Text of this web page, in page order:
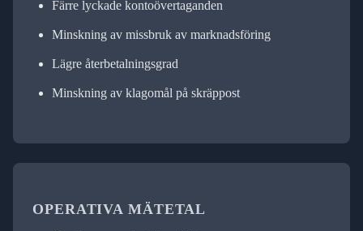
Färre lyckade kontoövertaganden
Minskning av missbruk av marknadsföring
Lägre återbetalningsgrad
Minskning av klagomål på skräppost
OPERATIVA MÄTETAL